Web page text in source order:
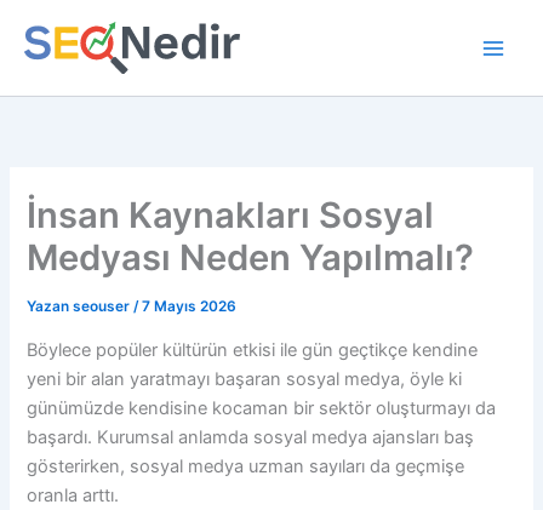
atla
İnsan Kaynakları Sosyal
Medyası Neden Yapılmalı?
Yazan seouser/7 Mayıs 2026
Böylece popüler kültürün etkisi ile gün geçtikçe kendine
yeni bir alan yaratmayı başaran sosyal medya, öyle ki
günümüzde kendisine kocaman bir sektör oluşturmayı da
başardı. Kurumsal anlamda sosyal medya ajansları baş
gösterirken, sosyal medya uzman sayıları da geçmişe
oranla arttı.